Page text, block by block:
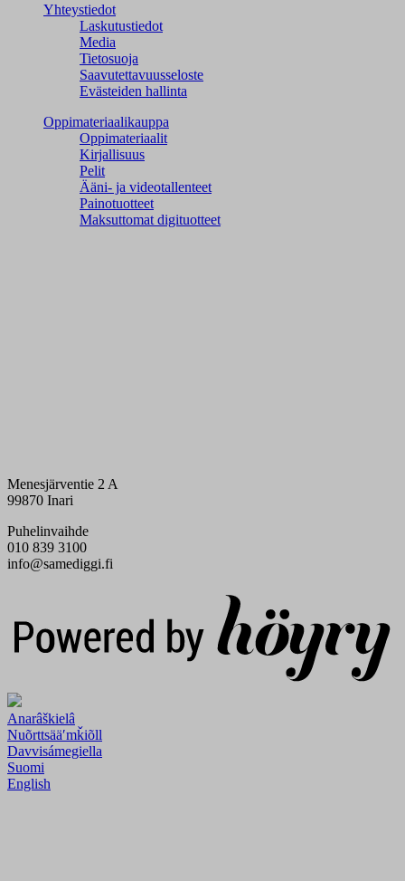
Yhteystiedot
Laskutustiedot
Media
Tietosuoja
Saavutettavuusseloste
Evästeiden hallinta
Oppimateriaalikauppa
Oppimateriaalit
Kirjallisuus
Pelit
Ääni- ja videotallenteet
Painotuotteet
Maksuttomat digituotteet
Menesjärventie 2 A
99870 Inari
Puhelinvaihde
010 839 3100
info@samediggi.fi
Anarâškielâ
Nuõrttsääʹmǩiõll
Davvisámegiella
Suomi
English